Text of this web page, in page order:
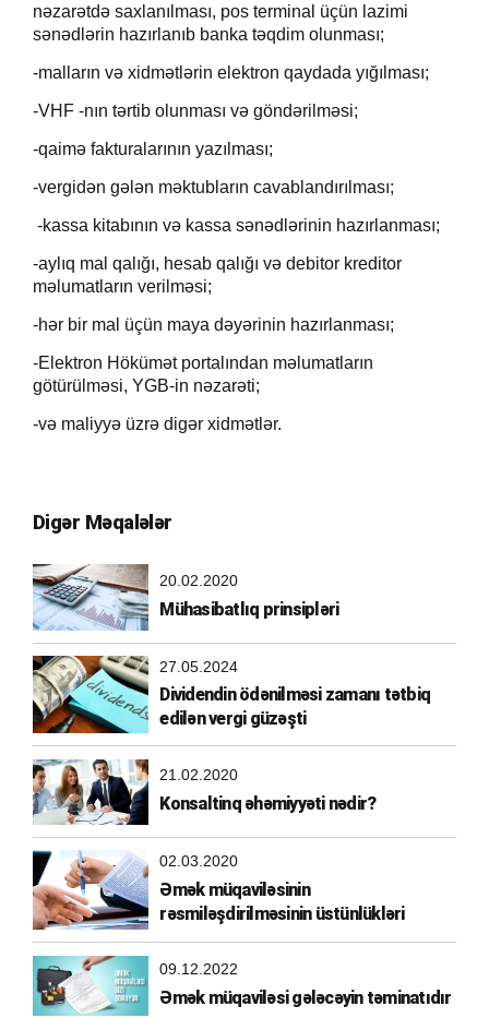
nəzarətdə saxlanılması, pos terminal üçün lazimi
sənədlərin hazırlanıb banka təqdim olunması;
-malların və xidmətlərin elektron qaydada yığılması;
-VHF -nın tərtib olunması və göndərilməsi;
-qaimə fakturalarının yazılması;
-vergidən gələn məktubların cavablandırılması;
-kassa kitabının və kassa sənədlərinin hazırlanması;
-aylıq mal qalığı, hesab qalığı və debitor kreditor
məlumatların verilməsi;
-hər bir mal üçün maya dəyərinin hazırlanması;
-Elektron Hökümət portalından məlumatların
götürülməsi, YGB-in nəzarəti;
-və maliyyə üzrə digər xidmətlər.
Digər Məqalələr
20.02.2020
Mühasibatlıq prinsipləri
27.05.2024
Dividendin ödənilməsi zamanı tətbiq
edilən vergi güzəşti
21.02.2020
Konsaltinq əhəmiyyəti nədir?
02.03.2020
Əmək müqaviləsinin
rəsmiləşdirilməsinin üstünlükləri
09.12.2022
Əmək müqaviləsi gələcəyin təminatıdır